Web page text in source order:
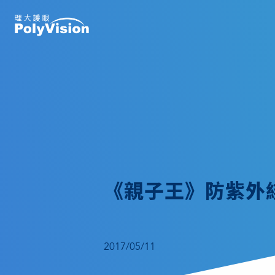
《親子王》防紫外
2017/05/11